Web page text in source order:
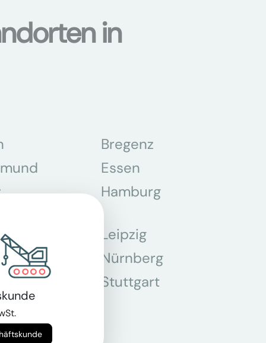
in
Bregenz
Essen
Hamburg
Leipzig
Nürnberg
Stuttgart